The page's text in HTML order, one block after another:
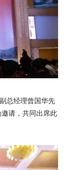
总经理曾国华先
邀请，共同出席此